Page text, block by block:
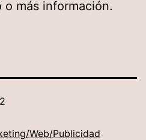
más información.
Web/Publicidad